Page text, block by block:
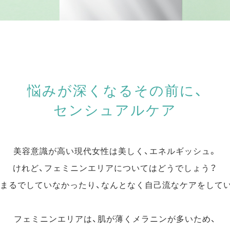
悩みが深くなるその前に、
センシュアルケア
美容意識が高い現代女性は美しく、エネルギッシュ。
けれど、フェミニンエリアについてはどうでしょう？
るでしていなかったり、なんとなく自己流なケアをして
フェミニンエリアは、肌が薄くメラニンが多いため、